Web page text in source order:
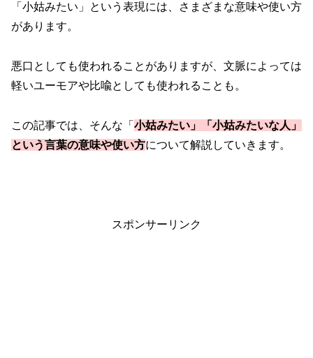
「小姑みたい」という表現には、さまざまな意味や使い方
があります。
悪口としても使われることがありますが、文脈によっては
軽いユーモアや比喩としても使われることも。
この記事では、そんな「 小姑みたい」「小姑みたいな人」
という言葉の意味や使い方について解説していきます。
スポンサーリンク